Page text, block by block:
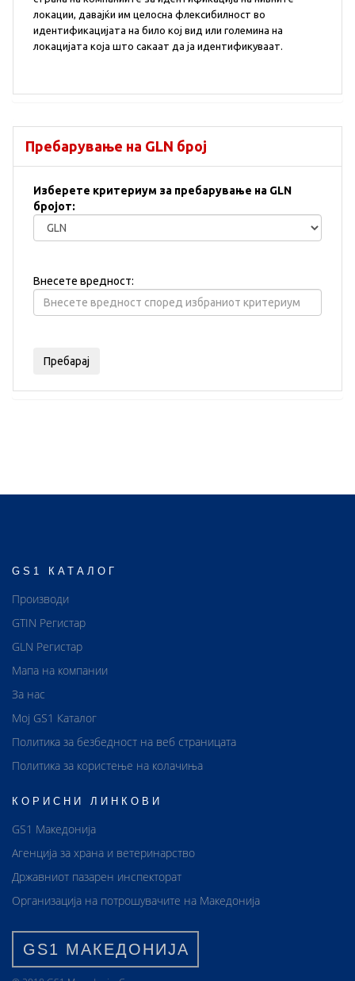
локации, давајќи им целосна флексибилност во
идентификацијата на било кој вид или големина на
локацијата која што сакаат да ја идентификуваат.
Пребарување на GLN број
Изберете критериум за пребарување на GLN
бројот:
Внесете вредност:
GS1 КАТАЛОГ
Производи
GTIN Регистар
GLN Регистар
Мапа на компании
За нас
Мој GS1 Каталог
Политика за безбедност на веб страницата
Политика за користење на колачиња
КОРИСНИ ЛИНКОВИ
GS1 Македонија
Агенција за храна и ветеринарство
Државниот пазарен инспекторат
Организација на потрошувачите на Македонија
GS1 МАКЕДОНИЈА